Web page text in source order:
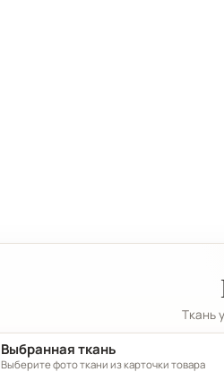
Ткань
Выбранная ткань
Выберите фото ткани из карточки товара